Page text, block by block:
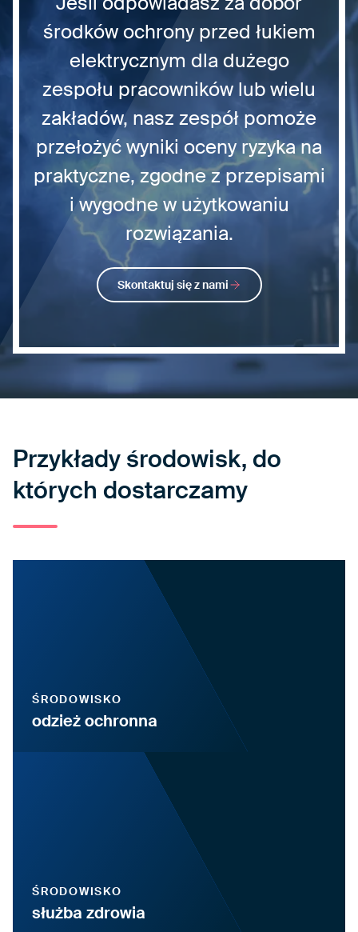
środków ochrony przed łukiem
elektrycznym dla dużego
zespołu pracowników lub wielu
zakładów, nasz zespół pomoże
przełożyć wyniki oceny ryzyka na
praktyczne, zgodne z przepisami
i wygodne w użytkowaniu
rozwiązania.
Skontaktuj się z nami
Przykłady środowisk, do
których dostarczamy
ŚRODOWISKO
odzież ochronna
ŚRODOWISKO
służba zdrowia